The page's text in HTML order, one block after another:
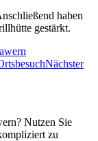
haben
gestärkt.
Nächster
Nutzen Sie
zu